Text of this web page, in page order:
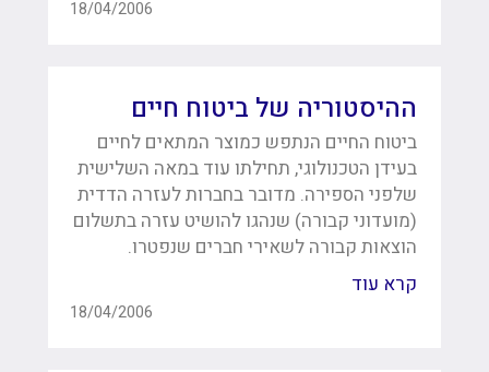
18/04/2006
ההיסטוריה של ביטוח חיים
ביטוח החיים הנתפש כמוצר המתאים לחיים
בעידן הטכנולוגי, תחילתו עוד במאה השלישית
שלפני הספירה. מדובר בחברות לעזרה הדדית
(מועדוני קבורה) שנהגו להושיט עזרה בתשלום
הוצאות קבורה לשאירי חברים שנפטרו.
קרא עוד
18/04/2006